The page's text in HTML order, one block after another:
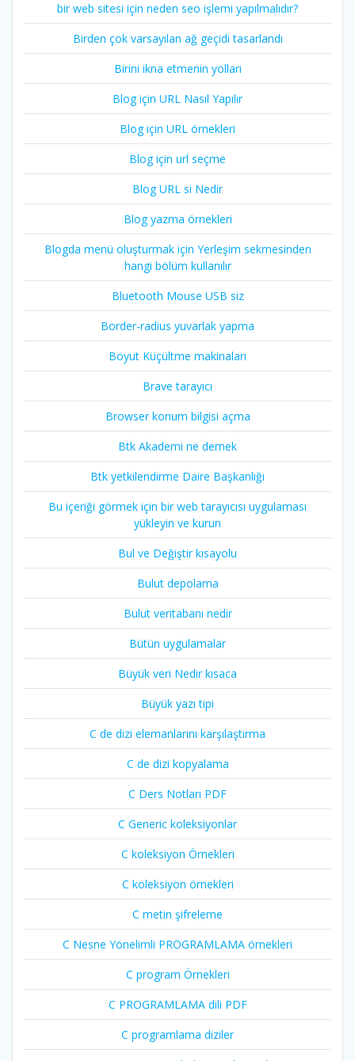
bir web sitesi için neden seo işlemi yapılmalıdır?
Birden çok varsayılan ağ geçidi tasarlandı
Birini ikna etmenin yolları
Blog için URL Nasıl Yapılır
Blog için URL örnekleri
Blog için url seçme
Blog URL si Nedir
Blog yazma örnekleri
Blogda menü oluşturmak için Yerleşim sekmesinden
hangi bölüm kullanılır
Bluetooth Mouse USB siz
Border-radius yuvarlak yapma
Boyut Küçültme makinaları
Brave tarayıcı
Browser konum bilgisi açma
Btk Akademi ne demek
Btk yetkilendirme Daire Başkanlığı
Bu içeriği görmek için bir web tarayıcısı uygulaması
yükleyin ve kurun
Bul ve Değiştir kısayolu
Bulut depolama
Bulut veritabanı nedir
Bütün uygulamalar
Büyük veri Nedir kısaca
Büyük yazı tipi
C de dizi elemanlarını karşılaştırma
C de dizi kopyalama
C Ders Notları PDF
C Generic koleksiyonlar
C koleksiyon Örnekleri
C koleksiyon örnekleri
C metin şifreleme
C Nesne Yönelimli PROGRAMLAMA örnekleri
C program Örnekleri
C PROGRAMLAMA dili PDF
C programlama diziler